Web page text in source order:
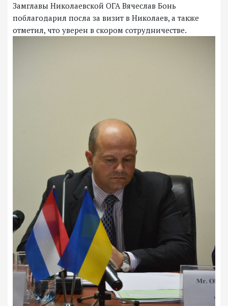
Замглавы Николаевской ОГА Вячеслав Бонь
поблагодарил посла за визит в Николаев, а также
отметил, что уверен в скором сотрудничестве.